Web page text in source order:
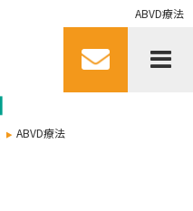
ABVD療法
ABVD療法